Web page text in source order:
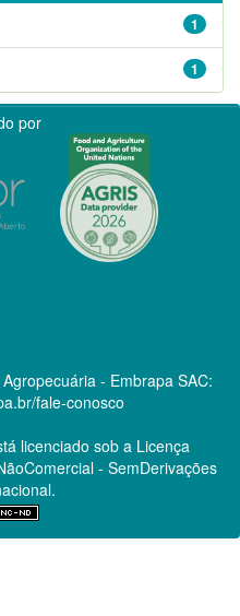
1
1
por
- Embrapa SAC:
fale-conosco
licenciado sob a Licença
- SemDerivações